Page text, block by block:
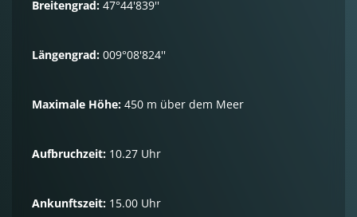
Breitengrad: 47°44'839''
Längengrad: 009°08'824''
Maximale Höhe: 450 m über dem Meer
Aufbruchzeit: 10.27 Uhr
Ankunftszeit: 15.00 Uhr